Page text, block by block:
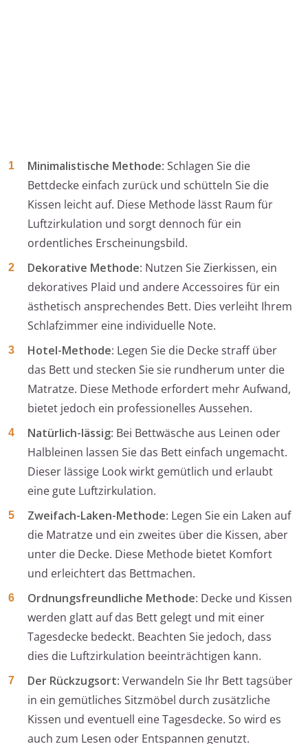
Minimalistische Methode: Schlagen Sie die
Bettdecke einfach zurück und schütteln Sie die
Kissen leicht auf. Diese Methode lässt Raum für
Luftzirkulation und sorgt dennoch für ein
ordentliches Erscheinungsbild.
Dekorative Methode: Nutzen Sie Zierkissen, ein
dekoratives Plaid und andere Accessoires für ein
ästhetisch ansprechendes Bett. Dies verleiht Ihrem
Schlafzimmer eine individuelle Note.
Hotel-Methode: Legen Sie die Decke straff über
das Bett und stecken Sie sie rundherum unter die
Matratze. Diese Methode erfordert mehr Aufwand,
bietet jedoch ein professionelles Aussehen.
Natürlich-lässig: Bei Bettwäsche aus Leinen oder
Halbleinen lassen Sie das Bett einfach ungemacht.
Dieser lässige Look wirkt gemütlich und erlaubt
eine gute Luftzirkulation.
Zweifach-Laken-Methode: Legen Sie ein Laken auf
die Matratze und ein zweites über die Kissen, aber
unter die Decke. Diese Methode bietet Komfort
und erleichtert das Bettmachen.
Ordnungsfreundliche Methode: Decke und Kissen
werden glatt auf das Bett gelegt und mit einer
Tagesdecke bedeckt. Beachten Sie jedoch, dass
dies die Luftzirkulation beeinträchtigen kann.
Der Rückzugsort: Verwandeln Sie Ihr Bett tagsüber
in ein gemütliches Sitzmöbel durch zusätzliche
Kissen und eventuell eine Tagesdecke. So wird es
auch zum Lesen oder Entspannen genutzt.